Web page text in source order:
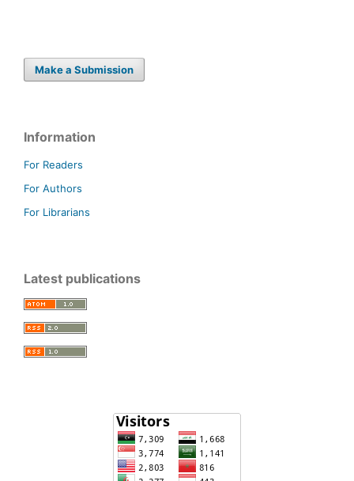
Make a Submission
Information
For Readers
For Authors
For Librarians
Latest publications